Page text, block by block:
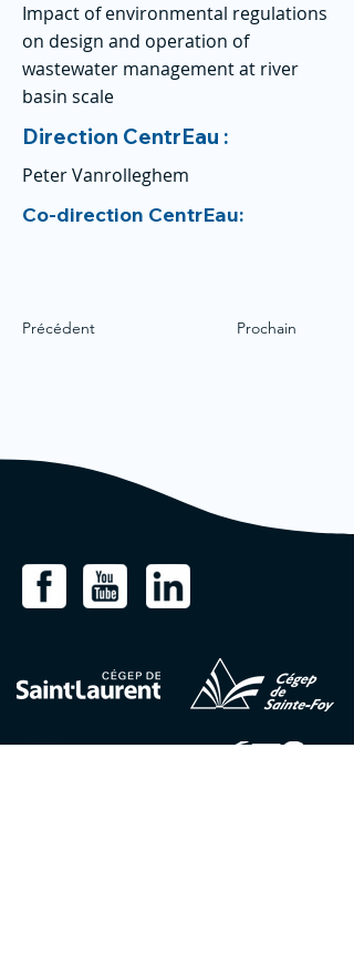
Impact of environmental regulations
on design and operation of
wastewater management at river
basin scale
Direction CentrEau :
Peter Vanrolleghem
Co-direction CentrEau:
Précédent Prochain